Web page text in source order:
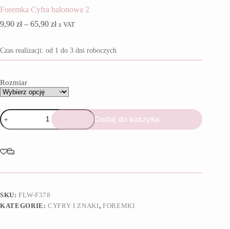
Foremka Cyfra balonowa 2
9,90 zł – 65,90 złZakres
9,90 zł
do
z VAT
Czas realizacji: od 1 do 3 dni roboczych
Rozmiar
ilość
Foremka
Cyfra
2
Dodaj do koszyka
SKU:FLW-F378
KATEGORIE:CYFRY I ZNAKI, FOREMKI